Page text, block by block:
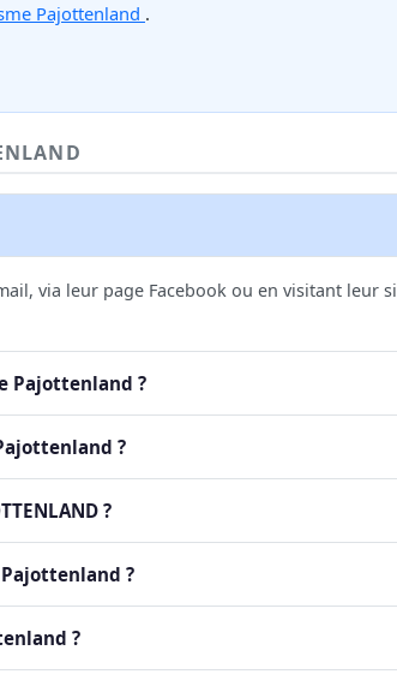
Pajottenland .
via leur page Facebook ou en visitant
Pajottenland ?
?
?
?
?